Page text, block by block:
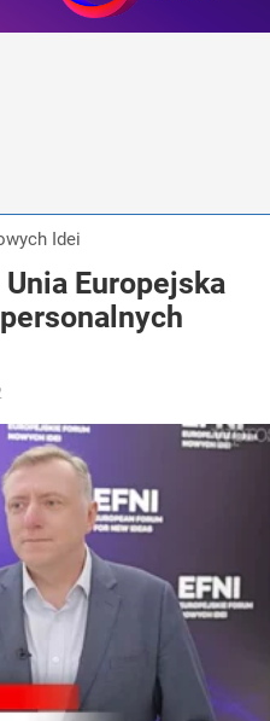
Idei
Europejska